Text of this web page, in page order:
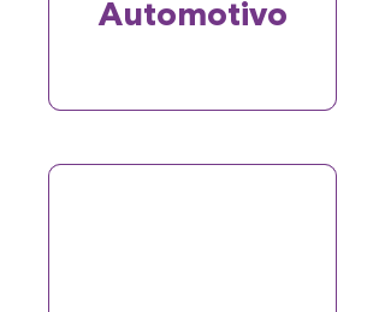
Automotivo